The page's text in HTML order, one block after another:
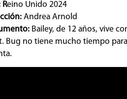
Reino Unido 2024
Andrea Arnold
Bailey, de 12 años, vive
Bug no tiene mucho tiempo